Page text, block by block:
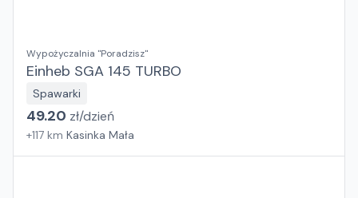
Wypożyczalnia "Poradzisz"
Einheb SGA 145 TURBO
Spawarki
49.20 zł/dzień
+117 km Kasinka Mała